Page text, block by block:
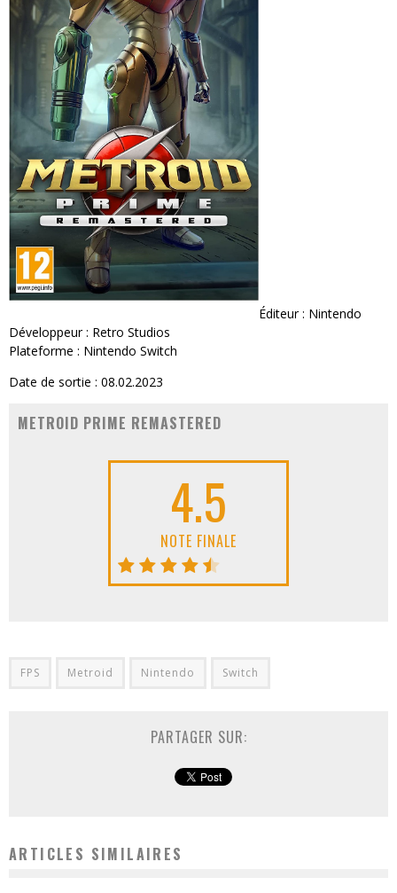
Éditeur : Nintendo
Développeur : Retro Studios
Plateforme : Nintendo Switch
Date de sortie : 08.02.2023
METROID PRIME REMASTERED
4.5
NOTE FINALE
FPS Metroid Nintendo Switch
PARTAGER SUR:
ARTICLES SIMILAIRES